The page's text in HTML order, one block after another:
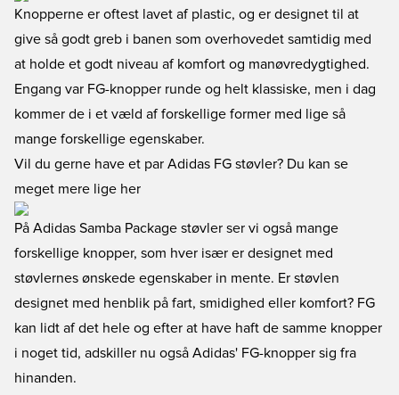
Knopperne er oftest lavet af plastic, og er designet til at
give så godt greb i banen som overhovedet samtidig med
at holde et godt niveau af komfort og manøvredygtighed.
Engang var FG-knopper runde og helt klassiske, men i dag
kommer de i et væld af forskellige former med lige så
mange forskellige egenskaber.
Vil du gerne have et par Adidas FG støvler? Du kan se
meget mere lige her
På Adidas Samba Package støvler ser vi også mange
forskellige knopper, som hver især er designet med
støvlernes ønskede egenskaber in mente. Er støvlen
designet med henblik på fart, smidighed eller komfort? FG
kan lidt af det hele og efter at have haft de samme knopper
i noget tid, adskiller nu også Adidas' FG-knopper sig fra
hinanden.